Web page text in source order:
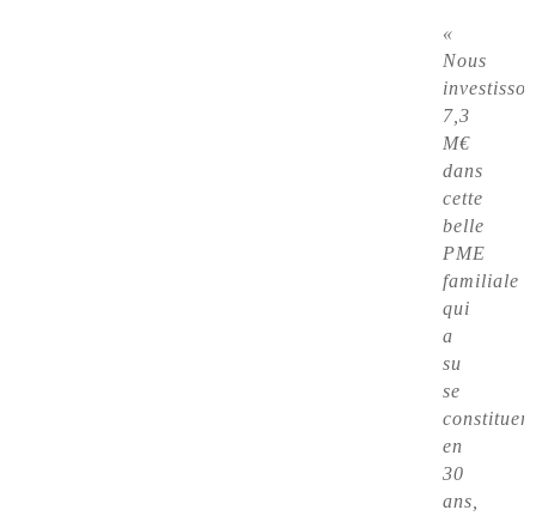
«
Nous
7,3
M€
dans
cette
belle
PME
familiale
qui
a
su
se
constituer
en
30
ans,